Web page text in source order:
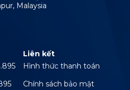
Malaysia
Liên kết
Hình thức thanh toán
Chính sách bảo mật